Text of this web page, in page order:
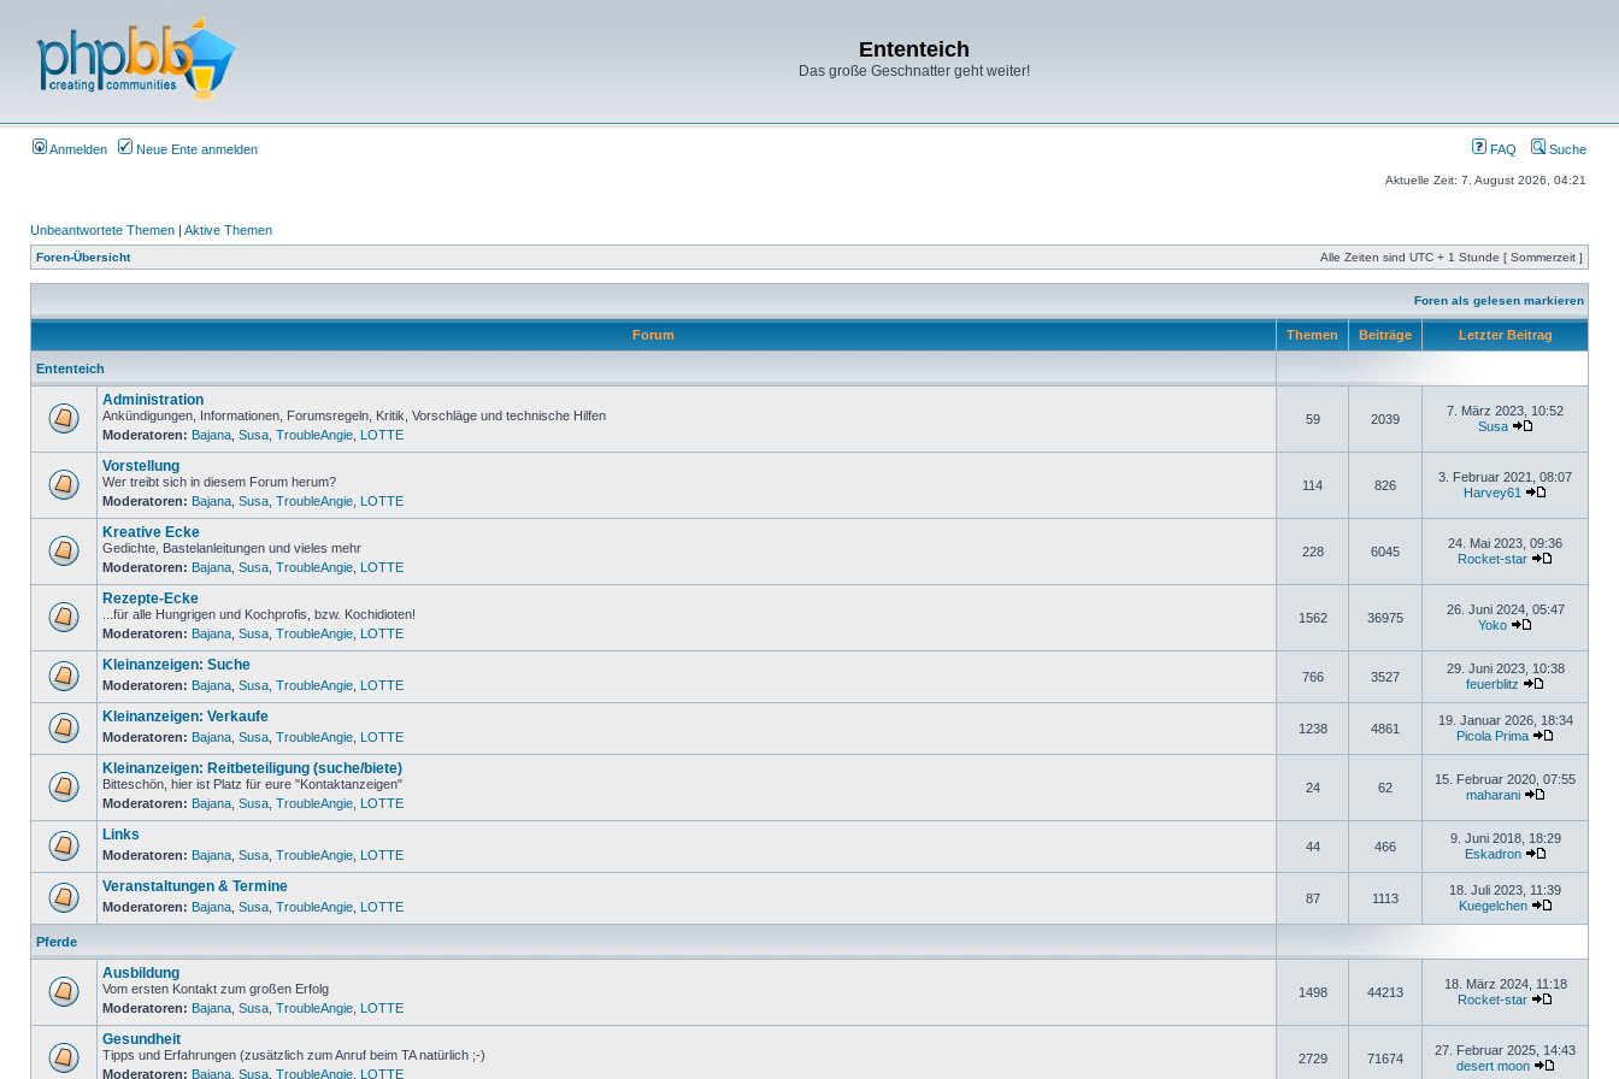
Ententeich
Das große Geschnatter geht weiter!
Anmelden Neue Ente anmelden FAQ Suche
Aktuelle Zeit: 7. August 2026, 04:21
Unbeantwortete Themen | Aktive Themen
Foren-Übersicht Alle Zeiten sind UTC + 1 Stunde [ Sommerzeit ]
Foren als gelesen markieren
Forum Themen Beiträge Letzter Beitrag
Ententeich
Administration
Ankündigungen, Informationen, Forumsregeln, Kritik, Vorschläge und technische Hilfen
Moderatoren: Bajana Susa TroubleAngie LOTTE
59 2039
7. März 2023, 10:52
Susa
Vorstellung
Wer treibt sich in diesem Forum herum?
Moderatoren: Bajana Susa TroubleAngie LOTTE
114 826
3. Februar 2021, 08:07
Harvey61
Kreative Ecke
Gedichte, Bastelanleitungen und vieles mehr
Moderatoren: Bajana Susa TroubleAngie LOTTE
228 6045
24. Mai 2023, 09:36
Rocket-star
Rezepte-Ecke
...für alle Hungrigen und Kochprofis, bzw. Kochidioten!
Moderatoren: Bajana Susa TroubleAngie LOTTE
1562 36975
26. Juni 2024, 05:47
Yoko
Kleinanzeigen: Suche
Moderatoren: Bajana Susa TroubleAngie LOTTE
766 3527
29. Juni 2023, 10:38
feuerblitz
Kleinanzeigen: Verkaufe
Moderatoren: Bajana Susa TroubleAngie LOTTE
1238 4861
19. Januar 2026, 18:34
Picola Prima
Kleinanzeigen: Reitbeteiligung (suche/biete)
Bitteschön, hier ist Platz für eure "Kontaktanzeigen"
Moderatoren: Bajana Susa TroubleAngie LOTTE
24 62
15. Februar 2020, 07:55
maharani
Links
Moderatoren: Bajana Susa TroubleAngie LOTTE
44 466
9. Juni 2018, 18:29
Eskadron
Veranstaltungen & Termine
Moderatoren: Bajana Susa TroubleAngie LOTTE
87 1113
18. Juli 2023, 11:39
Kuegelchen
Pferde
Ausbildung
Vom ersten Kontakt zum großen Erfolg
Moderatoren: Bajana Susa TroubleAngie LOTTE
1498 44213
18. März 2024, 11:18
Rocket-star
Gesundheit
Tipps und Erfahrungen (zusätzlich zum Anruf beim TA natürlich ;-)
Moderatoren: Bajana Susa TroubleAngie LOTTE
2729 71674
27. Februar 2025, 14:43
desert moon